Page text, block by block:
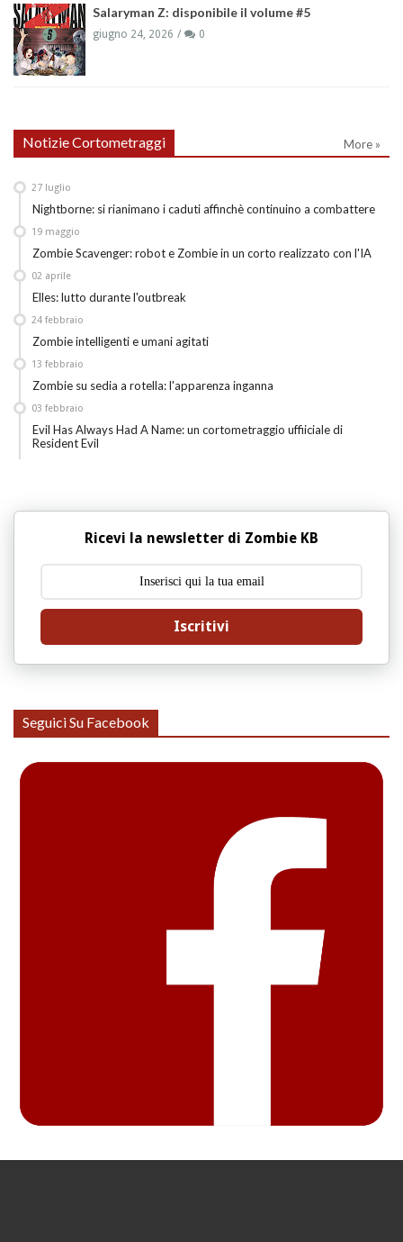
Salaryman Z: disponibile il volume #5
giugno 24, 2026 0
Notizie Cortometraggi More »
Nightborne: si rianimano i caduti affinchè continuino a combattere
27 luglio
Zombie Scavenger: robot e Zombie in un corto realizzato con l'IA
19 maggio
Elles: lutto durante l'outbreak
02 aprile
Zombie intelligenti e umani agitati
24 febbraio
Zombie su sedia a rotella: l'apparenza inganna
13 febbraio
Evil Has Always Had A Name: un cortometraggio uffiiciale di
Resident Evil
03 febbraio
Ricevi la newsletter di Zombie KB
Iscritivi
Seguici Su Facebook